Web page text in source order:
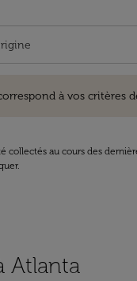
à vos critères
collectés au cours des
Atlanta